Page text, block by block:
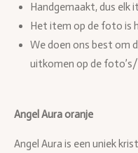
Handgemaakt, dus elk
Het item op de foto is
We doen ons best om
uitkomen op de
Angel Aura oranje
Angel Aura is een uniek